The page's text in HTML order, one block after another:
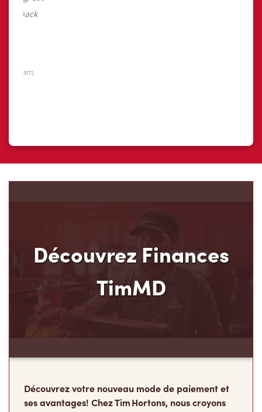
Découvrez Finances
argent. C’est pourquoi nous avons créé
Finances TimMD. Avec la Carte de crédit TimMD,
vous accumulerez des points
FidéliTimMC partout où vous magasinez.